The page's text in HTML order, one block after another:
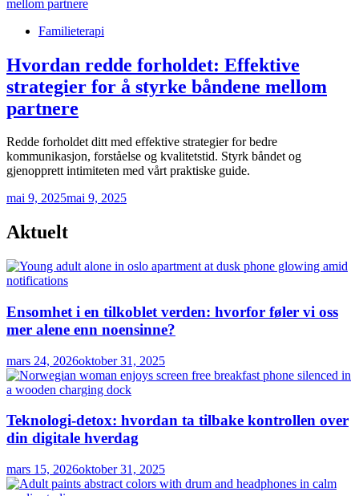
PostedFamilieterapi
Hvordan redde forholdet: Effektive
strategier for å styrke båndene mellom
partnere
Redde forholdet ditt med effektive strategier for bedre
kommunikasjon, forståelse og kvalitetstid. Styrk båndet og
gjenopprett intimiteten med vårt praktiske guide.
mai 9, 2025mai 9, 2025
Aktuelt
Ensomhet i en tilkoblet verden: hvorfor føler vi oss
mer alene enn noensinne?
mars 24, 2026oktober 31, 2025
Teknologi-detox: hvordan ta tilbake kontrollen over
din digitale hverdag
mars 15, 2026oktober 31, 2025